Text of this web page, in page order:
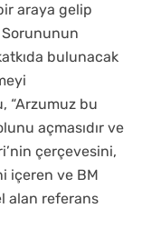
araya gelip
bulunacak
“Arzumuz bu
açmasıdır ve
çerçevesini,
içeren ve BM
alan referans